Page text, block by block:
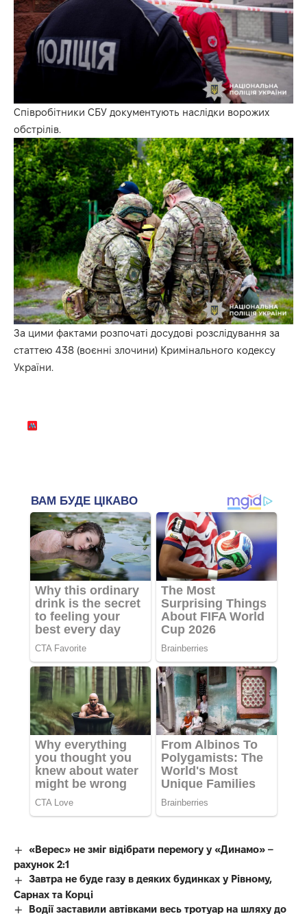
Співробітники СБУ документують наслідки ворожих
обстрілів.
За цими фактами розпочаті досудові розслідування за
статтею 438 (воєнні злочини) Кримінального кодексу
України.
«Верес» не зміг відібрати перемогу у «Динамо» –
рахунок 2:1
Завтра не буде газу в деяких будинках у Рівному,
Сарнах та Корці
Водії заставили автівками весь тротуар на шляху до